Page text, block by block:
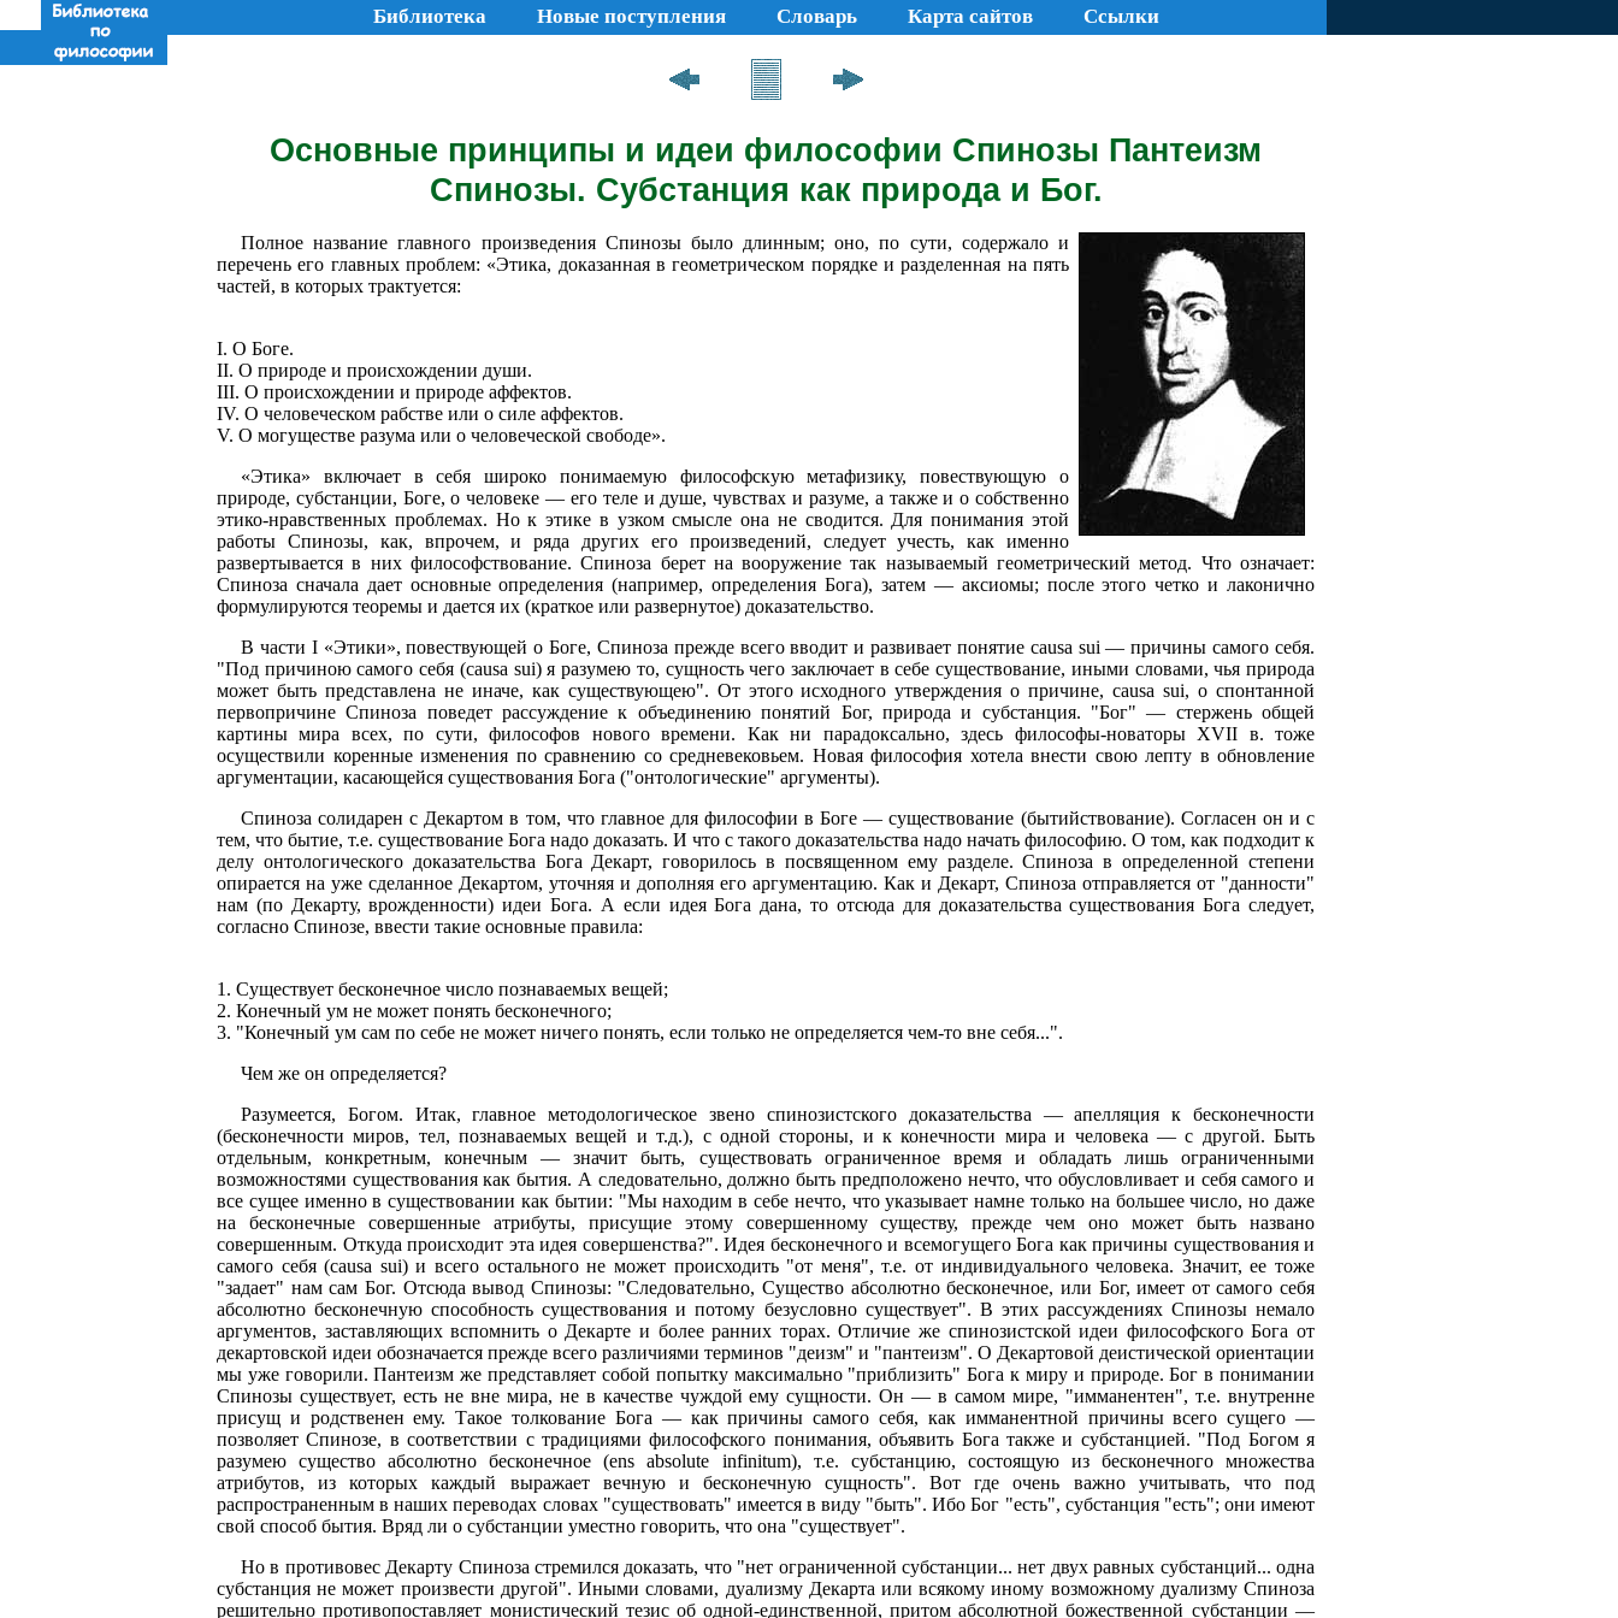
Библиотека Новые поступления Словарь Карта сайтов Ссылки
Основные принципы и идеи философии Спинозы Пантеизм
Спинозы. Субстанция как природа и Бог.
Полное название главного произведения Спинозы было длинным; оно, по сути, содержало и
перечень его главных проблем: «Этика, доказанная в геометрическом порядке и разделенная на пять
частей, в которых трактуется:
I. О Боге.
II. О природе и происхождении души.
III. О происхождении и природе аффектов.
IV. О человеческом рабстве или о силе аффектов.
V. О могуществе разума или о человеческой свободе».
«Этика» включает в себя широко понимаемую философскую метафизику, повествующую о
природе, субстанции, Боге, о человеке — его теле и душе, чувствах и разуме, а также и о собственно
этико-нравственных проблемах. Но к этике в узком смысле она не сводится. Для понимания этой
работы Спинозы, как, впрочем, и ряда других его произведений, следует учесть, как именно
развертывается в них философствование. Спиноза берет на вооружение так называемый геометрический метод. Что означает:
Спиноза сначала дает основные определения (например, определения Бога), затем — аксиомы; после этого четко и лаконично
формулируются теоремы и дается их (краткое или развернутое) доказательство.
В части I «Этики», повествующей о Боге, Спиноза прежде всего вводит и развивает понятие causa sui — причины самого себя.
"Под причиною самого себя (causa sui) я разумею то, сущность чего заключает в себе существование, иными словами, чья природа
может быть представлена не иначе, как существующею". От этого исходного утверждения о причине, causa sui, о спонтанной
первопричине Спиноза поведет рассуждение к объединению понятий Бог, природа и субстанция. "Бог" — стержень общей
картины мира всех, по сути, философов нового времени. Как ни парадоксально, здесь философы-новаторы XVII в. тоже
осуществили коренные изменения по сравнению со средневековьем. Новая философия хотела внести свою лепту в обновление
аргументации, касающейся существования Бога ("онтологические" аргументы).
Спиноза солидарен с Декартом в том, что главное для философии в Боге — существование (бытийствование). Согласен он и с
тем, что бытие, т.е. существование Бога надо доказать. И что с такого доказательства надо начать философию. О том, как подходит к
делу онтологического доказательства Бога Декарт, говорилось в посвященном ему разделе. Спиноза в определенной степени
опирается на уже сделанное Декартом, уточняя и дополняя его аргументацию. Как и Декарт, Спиноза отправляется от "данности"
нам (по Декарту, врожденности) идеи Бога. А если идея Бога дана, то отсюда для доказательства существования Бога следует,
согласно Спинозе, ввести такие основные правила:
1. Существует бесконечное число познаваемых вещей;
2. Конечный ум не может понять бесконечного;
3. "Конечный ум сам по себе не может ничего понять, если только не определяется чем-то вне себя...".
Чем же он определяется?
Разумеется, Богом. Итак, главное методологическое звено спинозистского доказательства — апелляция к бесконечности
(бесконечности миров, тел, познаваемых вещей и т.д.), с одной стороны, и к конечности мира и человека — с другой. Быть
отдельным, конкретным, конечным — значит быть, существовать ограниченное время и обладать лишь ограниченными
возможностями существования как бытия. А следовательно, должно быть предположено нечто, что обусловливает и себя самого и
все сущее именно в существовании как бытии: "Мы находим в себе нечто, что указывает намне только на большее число, но даже
на бесконечные совершенные атрибуты, присущие этому совершенному существу, прежде чем оно может быть названо
совершенным. Откуда происходит эта идея совершенства?". Идея бесконечного и всемогущего Бога как причины существования и
самого себя (causa sui) и всего остального не может происходить "от меня", т.е. от индивидуального человека. Значит, ее тоже
"задает" нам сам Бог. Отсюда вывод Спинозы: "Следовательно, Существо абсолютно бесконечное, или Бог, имеет от самого себя
абсолютно бесконечную способность существования и потому безусловно существует". В этих рассуждениях Спинозы немало
аргументов, заставляющих вспомнить о Декарте и более ранних торах. Отличие же спинозистской идеи философского Бога от
декартовской идеи обозначается прежде всего различиями терминов "деизм" и "пантеизм". О Декартовой деистической ориентации
мы уже говорили. Пантеизм же представляет собой попытку максимально "приблизить" Бога к миру и природе. Бог в понимании
Спинозы существует, есть не вне мира, не в качестве чуждой ему сущности. Он — в самом мире, "имманентен", т.е. внутренне
присущ и родственен ему. Такое толкование Бога — как причины самого себя, как имманентной причины всего сущего —
позволяет Спинозе, в соответствии с традициями философского понимания, объявить Бога также и субстанцией. "Под Богом я
разумею существо абсолютно бесконечное (ens absolute infinitum), т.е. субстанцию, состоящую из бесконечного множества
атрибутов, из которых каждый выражает вечную и бесконечную сущность". Вот где очень важно учитывать, что под
распространенным в наших переводах словах "существовать" имеется в виду "быть". Ибо Бог "есть", субстанция "есть"; они имеют
свой способ бытия. Вряд ли о субстанции уместно говорить, что она "существует".
Но в противовес Декарту Спиноза стремился доказать, что "нет ограниченной субстанции... нет двух равных субстанций... одна
субстанция не может произвести другой". Иными словами, дуализму Декарта или всякому иному возможному дуализму Спиноза
решительно противопоставляет монистический тезис об одной-единственной, притом абсолютной божественной субстанции —